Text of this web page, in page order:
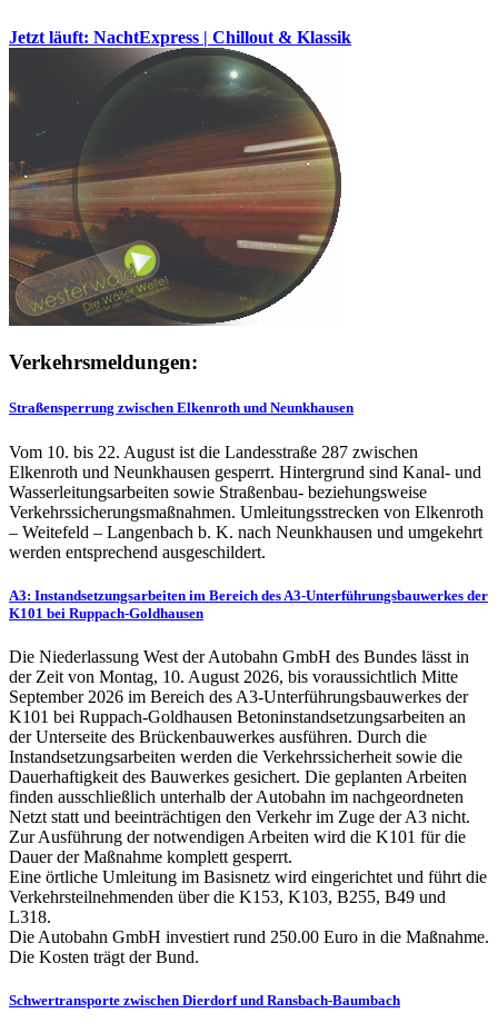
Jetzt läuft: NachtExpress | Chillout & Klassik
Verkehrsmeldungen:
Straßensperrung zwischen Elkenroth und Neunkhausen
Vom 10. bis 22. August ist die Landesstraße 287 zwischen
Elkenroth und Neunkhausen gesperrt. Hintergrund sind Kanal- und
Wasserleitungsarbeiten sowie Straßenbau- beziehungsweise
Verkehrssicherungsmaßnahmen. Umleitungsstrecken von Elkenroth
– Weitefeld – Langenbach b. K. nach Neunkhausen und umgekehrt
werden entsprechend ausgeschildert.
A3: Instandsetzungsarbeiten im Bereich des A3-Unterführungsbauwerkes der
K101 bei Ruppach-Goldhausen
Die Niederlassung West der Autobahn GmbH des Bundes lässt in
der Zeit von Montag, 10. August 2026, bis voraussichtlich Mitte
September 2026 im Bereich des A3-Unterführungsbauwerkes der
K101 bei Ruppach-Goldhausen Betoninstandsetzungsarbeiten an
der Unterseite des Brückenbauwerkes ausführen. Durch die
Instandsetzungsarbeiten werden die Verkehrssicherheit sowie die
Dauerhaftigkeit des Bauwerkes gesichert. Die geplanten Arbeiten
finden ausschließlich unterhalb der Autobahn im nachgeordneten
Netzt statt und beeinträchtigen den Verkehr im Zuge der A3 nicht.
Zur Ausführung der notwendigen Arbeiten wird die K101 für die
Dauer der Maßnahme komplett gesperrt.
Eine örtliche Umleitung im Basisnetz wird eingerichtet und führt die
Verkehrsteilnehmenden über die K153, K103, B255, B49 und
L318.
Die Autobahn GmbH investiert rund 250.00 Euro in die Maßnahme.
Die Kosten trägt der Bund.
Schwertransporte zwischen Dierdorf und Ransbach-Baumbach